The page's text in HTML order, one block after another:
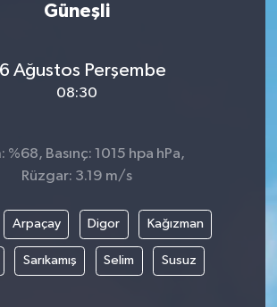
Güneşli
Ağustos Perşembe
08:30
%68, Basınç: 1015 hpa hPa,
Rüzgar: 3.19 m/s
Arpaçay Digor Kağızman
Sarıkamış Selim Susuz